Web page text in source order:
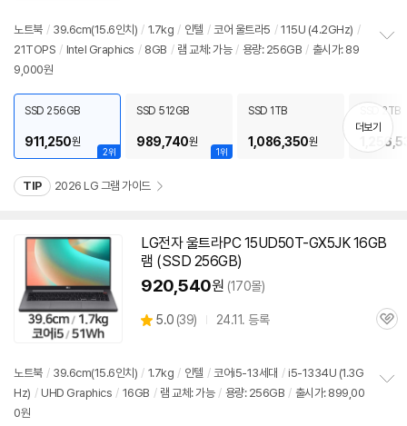
뷰
노트북 / 39.6cm(15.6인치) / 1.7kg / 인텔 / 코어 울트라5 / 115U (4.2GHz) /
21TOPS / Intel Graphics / 8GB / 램 교체: 가능 / 용량: 256GB / 출시가: 89
9,000원
치
기
2위
SSD 256GB
911,250원
1위
SSD 512GB
989,740원
SSD 1TB
1,086,350원
SSD 2TB
더보기
TIP 2026 LG 그램 가이드
LG전자 울트라PC 15UD50T-GX5JK 16GB
램 (SSD 256GB)
920,540원 (170몰)
별
5.0 (상
뷰
39) 24.11. 등록
관
노트북 / 39.6cm(15.6인치) / 1.7kg / 인텔 / 코어i5-13세대 / i5-1334U (1.3G
Hz) / UHD Graphics / 16GB / 램 교체: 가능 / 용량: 256GB / 출시가: 899,00
0원